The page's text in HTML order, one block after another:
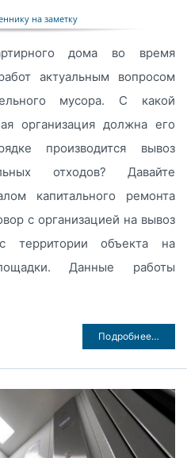
на заметку
дома во время
актуальным вопросом
мусора. С какой
организация должна его
производится вывоз
отходов? Давайте
капитального ремонта
с организацией на вывоз
территории объекта на
Данные работы
Подробнее…